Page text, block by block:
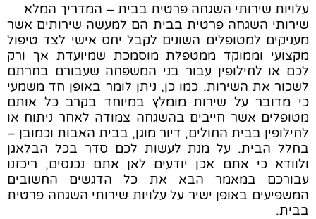
עלויות שירותי השגחה פרטית בבית – המדריך המלא
שירותי השגחה פרטית בבית הם למעשה שירותים אשר
מעניקים למטופלים השונים לקבל יחס אישי לצד טיפול
מקצועי וממוקד ממטפלת מוסמכת שמיועדת אך ורק
לכם או לחילופין עבור בני המשפחה שעבורם בחרתם
לשכור את השירות. כמו כן, ניתן לומר באופן חד משמעי
כי מדובר על שירות מומלץ במיוחד בקרב כל אותם
מטופלים אשר חייבים בהשגחה צמודה לאחר ניתוח או
לחילופין בבית החולים, דיור מוגן, בבית האבות וכמובן –
בחלל הבית. על מנת לעשות לכם סדר בכל הבלאגן
ולוודא כי אתם אכן יודעים לאן אתם נכנסים, ריכזנו
עבורכם במאמר הבא את כל הדגשים החשובים
המשפיעים באופן ישיר על עלויות שירותי השגחה פרטית
בבית.